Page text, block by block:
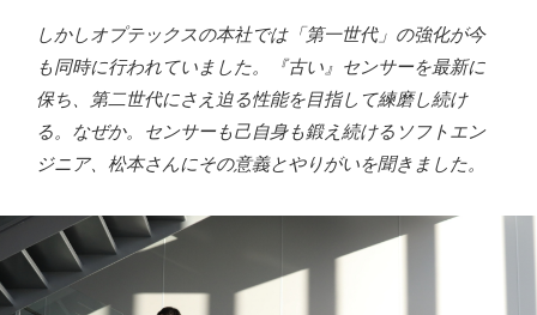
しかしオプテックスの本社では「第一世代」の強化が今
も同時に行われていました。『古い』センサーを最新に
保ち、第二世代にさえ迫る性能を目指して練磨し続け
る。なぜか。センサーも己自身も鍛え続けるソフトエン
ジニア、松本さんにその意義とやりがいを聞きました。